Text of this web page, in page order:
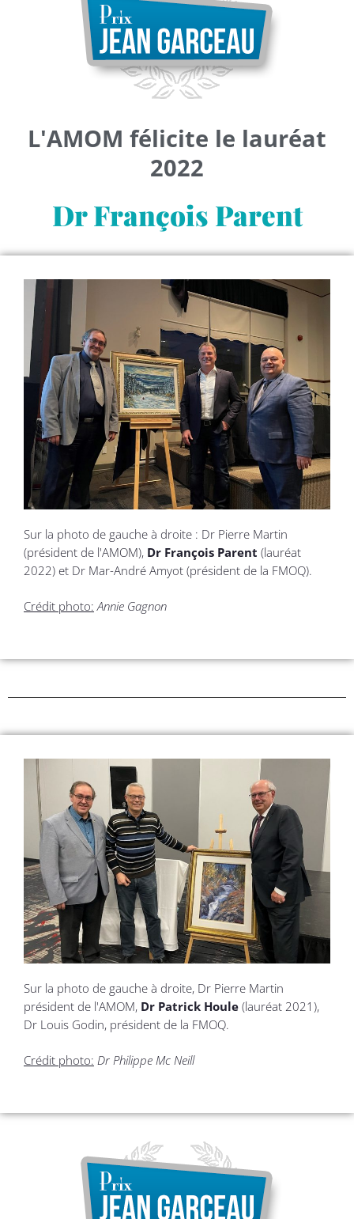
L'AMOM félicite le lauréat
2022
Dr François Parent
Sur la photo de gauche à droite : Dr Pierre Martin
(président de l'AMOM), Dr François Parent (lauréat
2022) et Dr Mar-André Amyot (président de la FMOQ).
Crédit photo: Annie Gagnon
Sur la photo de gauche à droite, Dr Pierre Martin
président de l'AMOM, Dr Patrick Houle (lauréat 2021),
Dr Louis Godin, président de la FMOQ.
Crédit photo: Dr Philippe Mc Neill